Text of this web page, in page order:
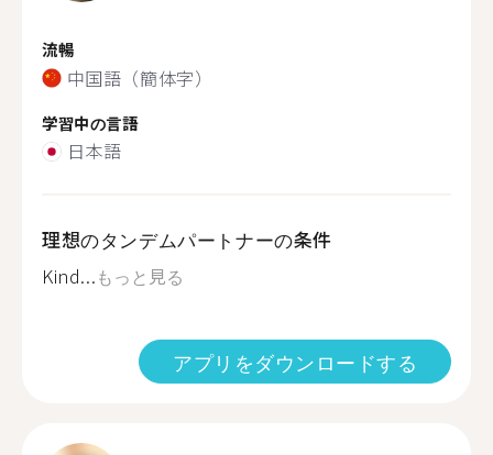
流暢
中国語（簡体字）
学習中の言語
日本語
理想のタンデムパートナーの条件
Kind...もっと見る
アプリをダウンロードする